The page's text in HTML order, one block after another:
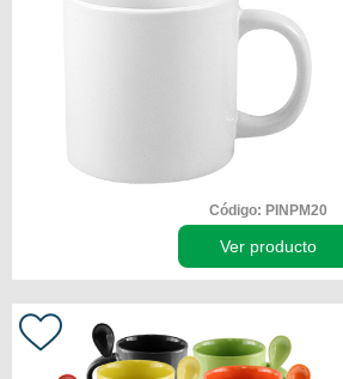
Código: PINPM20
Ver producto